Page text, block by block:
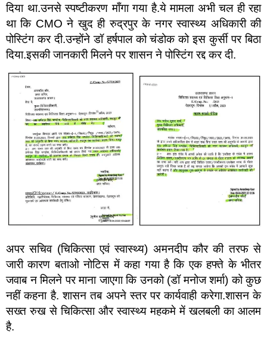
दिया था.उनसे स्पष्टीकरण माँगा गया है.ये मामला अभी चल ही रहा
था कि CMO ने खुद ही रुद्रपुर के नगर स्वास्थ्य अधिकारी की
पोस्टिंग कर दी.उन्होंने डॉ हर्षपाल को चंडोक को इस कुर्सी पर बिठा
दिया.इसकी जानकारी मिलने पर शासन ने पोस्टिंग रद्द कर दी.
अपर सचिव (चिकित्सा एवं स्वास्थ्य) अमनदीप कौर की तरफ से
जारी कारण बताओ नोटिस में कहा गया है कि एक हफ्ते के भीतर
जवाब न मिलने पर माना जाएगा कि उनको (डॉ मनोज शर्मा) को कुछ
नहीं कहना है. शासन तब अपने स्तर पर कार्यवाही करेगा.शासन के
सख्त रुख से चिकित्सा और स्वास्थ्य महकमे में खलबली का आलम
है.